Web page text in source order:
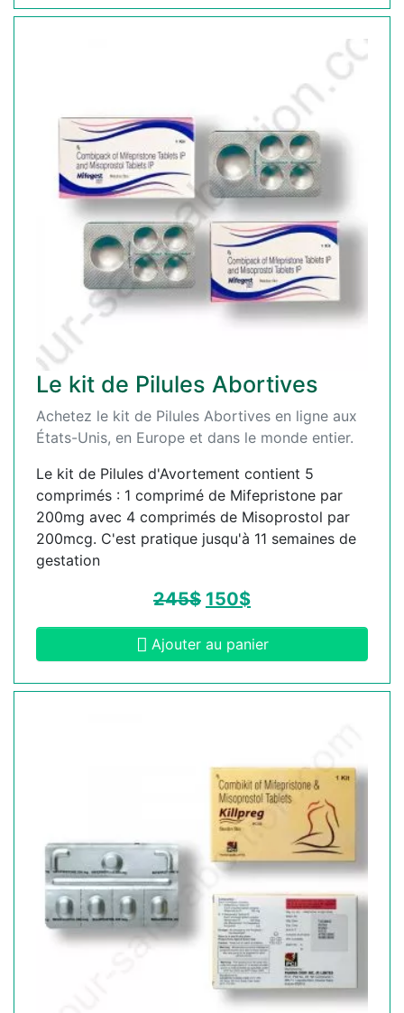
Le kit de Pilules Abortives
Achetez le kit de Pilules Abortives en ligne aux
États-Unis, en Europe et dans le monde entier.
Le kit de Pilules d'Avortement contient 5
comprimés : 1 comprimé de Mifepristone par
200mg avec 4 comprimés de Misoprostol par
200mcg. C'est pratique jusqu'à 11 semaines de
gestation
245$ 150$
Ajouter au panier